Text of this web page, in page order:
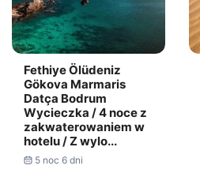
Fethiye Ölüdeniz
Gökova Marmaris
Datça Bodrum
Wycieczka / 4 noce z
zakwaterowaniem w
hotelu / Z wylo...
5 noc 6 dni